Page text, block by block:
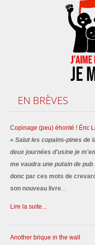
EN BRÈVES
Copinage (peu) éhonté ! Éric
« Salut les copains-pines de
deux journées d'usine je
me vaudra une putain de
donc par ces mots de
son nouveau livre
Lire la suite...
Another brique in the wall